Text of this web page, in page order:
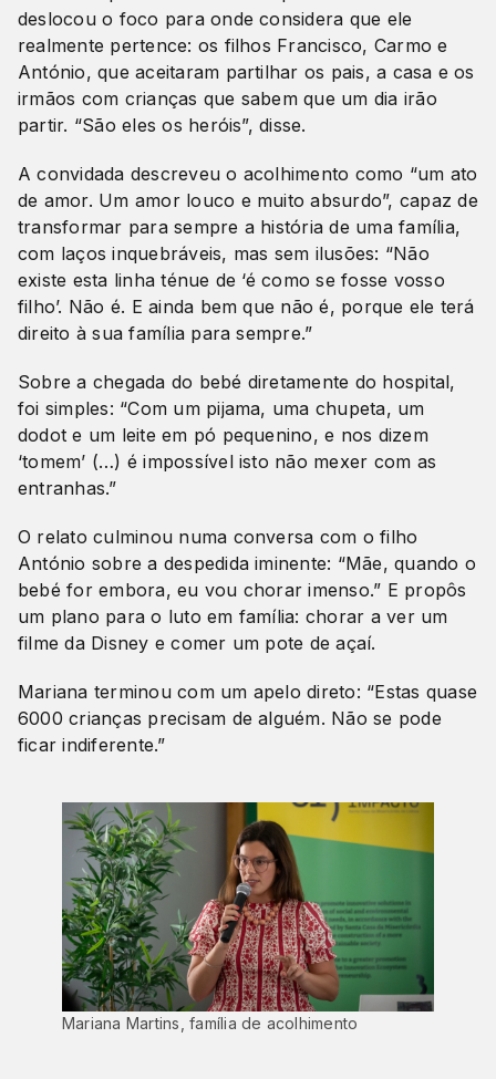
deslocou o foco para onde considera que ele
realmente pertence: os filhos Francisco, Carmo e
António, que aceitaram partilhar os pais, a casa e os
irmãos com crianças que sabem que um dia irão
partir. “São eles os heróis”, disse.
A convidada descreveu o acolhimento como “um ato
de amor. Um amor louco e muito absurdo”, capaz de
transformar para sempre a história de uma família,
com laços inquebráveis, mas sem ilusões: “Não
existe esta linha ténue de ‘é como se fosse vosso
filho’. Não é. E ainda bem que não é, porque ele terá
direito à sua família para sempre.”
Sobre a chegada do bebé diretamente do hospital,
foi simples: “Com um pijama, uma chupeta, um
dodot e um leite em pó pequenino, e nos dizem
‘tomem’ (…) é impossível isto não mexer com as
entranhas.”
O relato culminou numa conversa com o filho
António sobre a despedida iminente: “Mãe, quando o
bebé for embora, eu vou chorar imenso.” E propôs
um plano para o luto em família: chorar a ver um
filme da Disney e comer um pote de açaí.
Mariana terminou com um apelo direto: “Estas quase
6000 crianças precisam de alguém. Não se pode
ficar indiferente.”
Mariana Martins, família de acolhimento